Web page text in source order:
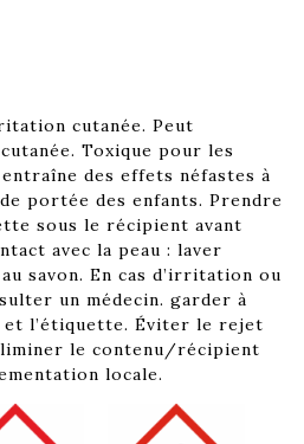
cutanée. Peut
Toxique pour les
des effets néfastes à
portée des enfants. Prendre
sous le récipient avant
avec la peau : laver
savon. En cas d’irritation ou
un médecin. garder à
l’étiquette. Éviter le rejet
le contenu/récipient
locale.